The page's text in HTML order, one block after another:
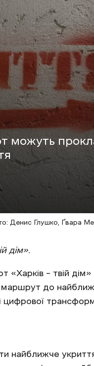
можуть
Денис Глушко, Ґвара
дім».
«Харків – твій
до
найближче